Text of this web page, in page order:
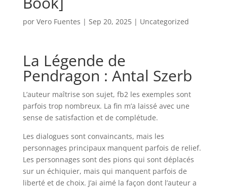
por Vero Fuentes | Sep 20, 2025| Uncategorized
La Légende de
Pendragon : Antal Szerb
L’auteur maîtrise son sujet, fb2 les exemples sont
parfois trop nombreux. La fin m’a laissé avec une
sense de satisfaction et de complétude.
Les dialogues sont convaincants, mais les
personnages principaux manquent parfois de relief.
Les personnages sont des pions qui sont déplacés
sur un échiquier, mais qui manquent parfois de
liberté et de choix. J’ai aimé la façon dont l’auteur a